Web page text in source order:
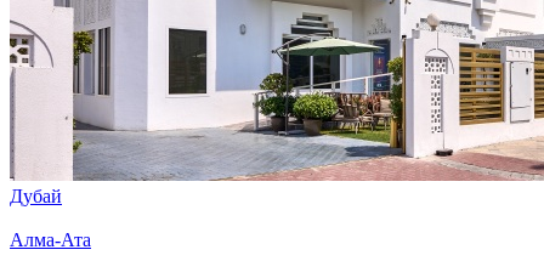
Дубай
Алма-Ата